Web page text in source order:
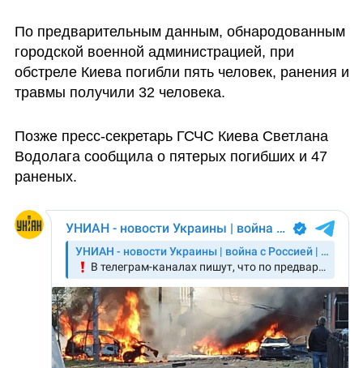
По предварительным данным, обнародованным
городской военной администрацией, при
обстреле Киева погибли пять человек, ранения и
травмы получили 32 человека.
Позже пресс-секретарь ГСЧС Киева Светлана
Водолага сообщила о пятерых погибших и 47
раненых.